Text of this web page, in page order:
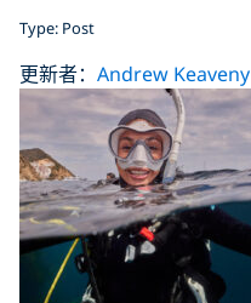
Type: Post
更新者： Andrew Keaveny